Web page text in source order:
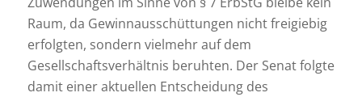
Raum, da Gewinnausschüttungen nicht freigiebig
erfolgten, sondern vielmehr auf dem
Gesellschaftsverhältnis beruhten. Der Senat folgte
damit einer aktuellen Entscheidung des